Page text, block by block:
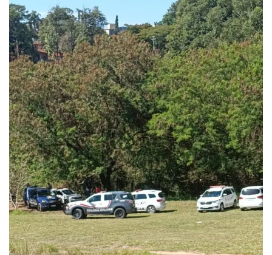
ECONOMIA
Queda dos empregos formais em Itu reflete...
agosto 6, 2026